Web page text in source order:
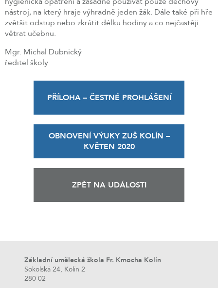
nástroj, na který hraje výhradně jeden žák. Dále také při hře
zvětšit odstup nebo zkrátit délku hodiny a co nejčastěji
větrat učebnu.
Mgr. Michal Dubnický
ředitel školy
PŘÍLOHA – ČESTNÉ PROHLÁŠENÍ
OBNOVENÍ VÝUKY ZUŠ KOLÍN –
KVĚTEN 2020
ZPĚT NA UDÁLOSTI
Základní umělecká škola Fr. Kmocha Kolín
Sokolská 24, Kolín 2
280 02